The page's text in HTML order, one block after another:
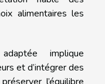
alimentaires les
implique
et d’intégrer des